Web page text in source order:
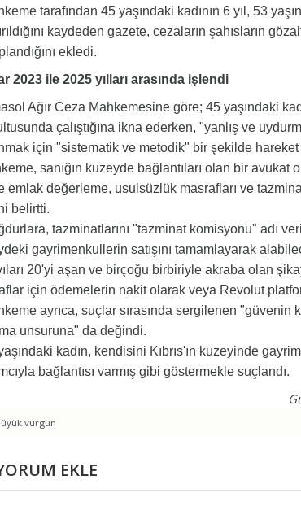
tarafından 45 yaşındaki kadının 6 yıl, 53
kaydeden gazete, cezaların şahısların
ekledi.
2023 ile 2025 yılları arasında işlendi
Ağır Ceza Mahkemesine göre; 45 yaşındaki
çalıştığına ikna ederken, "yanlış ve
için "sistematik ve metodik" bir şekilde hareket
sanığın kuzeyde bağlantıları olan bir
emlak değerleme, usulsüzlük masrafları ve
belirtti.
tazminatlarını "tazminat komisyonu" adı
gayrimenkullerin satışını tamamlayarak
20'yi aşan ve birçoğu birbiriyle akraba olan
için ödemelerin nakit olarak veya Revolut
ayrıca, suçlar sırasında sergilenen "güvenin
unsuruna" da değindi.
kadın, kendisini Kıbrıs'ın kuzeyinde
bağlantısı varmış gibi göstermekle suçlandı.
vurgun
EKLE